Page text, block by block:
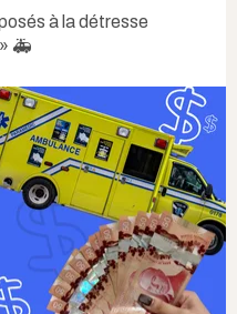
à la détresse
🚑